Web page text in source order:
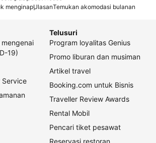
menginapUlasanTemukan akomodasi bulanan
19)
Service
Telusuri
Program loyalitas Genius
Promo liburan dan musiman
Artikel travel
Booking.com untuk Bisnis
Traveller Review Awards
Rental Mobil
Pencari tiket pesawat
Reservasi restoran